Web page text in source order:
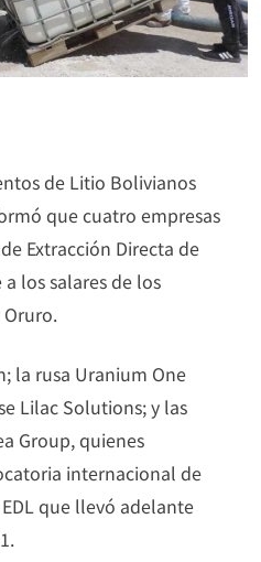
de Litio Bolivianos
que cuatro empresas
Extracción Directa de
los salares de los
la rusa Uranium One
Lilac Solutions; y las
Group, quienes
internacional de
que llevó adelante